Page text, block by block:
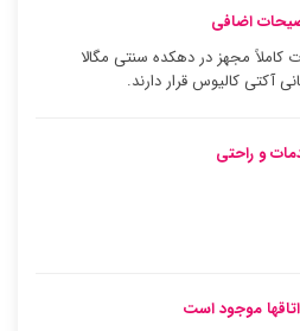
اضافی
کاملاً مجهز در دهکده سنتی مگالا
و راحتی
موجود است